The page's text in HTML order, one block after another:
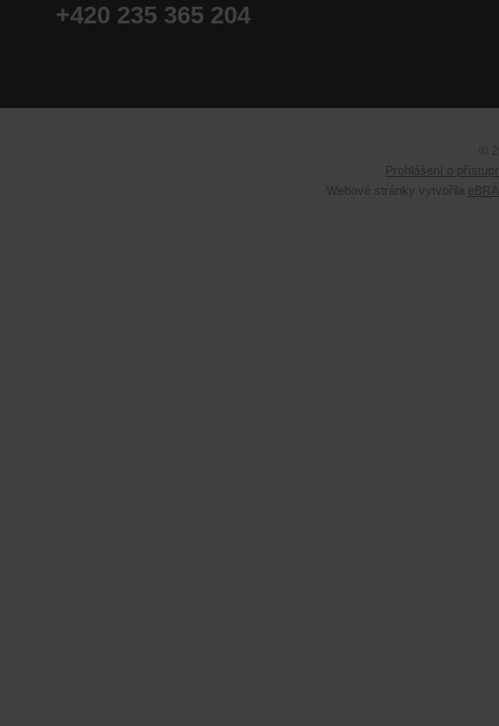
+420 235 365 204
Prohlášení o
Webové stránky vytvořila